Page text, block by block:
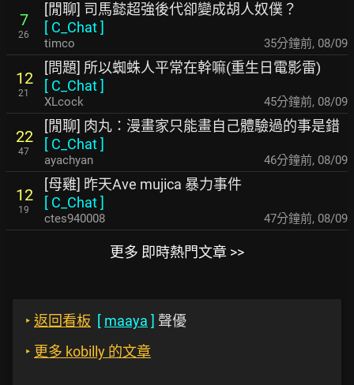
7
26
[閒聊] 司馬懿超強後代卻變成胡人奴僕？
[ C_Chat]
timco 35分鐘前, 08/09
12
21
[問題] 所以蜘蛛人平常在幹嘛(重生日電影雷)
[ C_Chat]
XLcock 45分鐘前, 08/09
22
47
[閒聊] 肉丸：漫畫家只能畫自己體驗過的事是錯
[ C_Chat]
ayachyan 46分鐘前, 08/09
12
19
[母雞] 昨天Ave mujica 暴力事件
[ C_Chat]
ctes940008 47分鐘前, 08/09
更多 即時熱門文章 >>
‣ 返回看板 [ maaya ] 聲優
‣ 更多 kobilly 的文章